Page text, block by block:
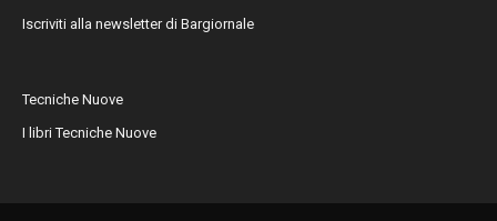
Iscriviti alla newsletter di Bargiornale
Tecniche Nuove
I libri Tecniche Nuove